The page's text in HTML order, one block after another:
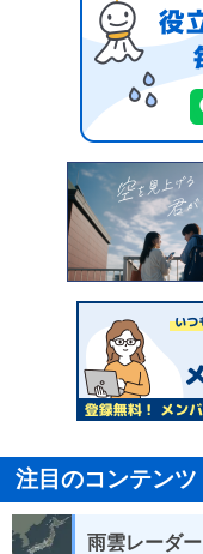
注目のコンテンツ
雨雲レーダー